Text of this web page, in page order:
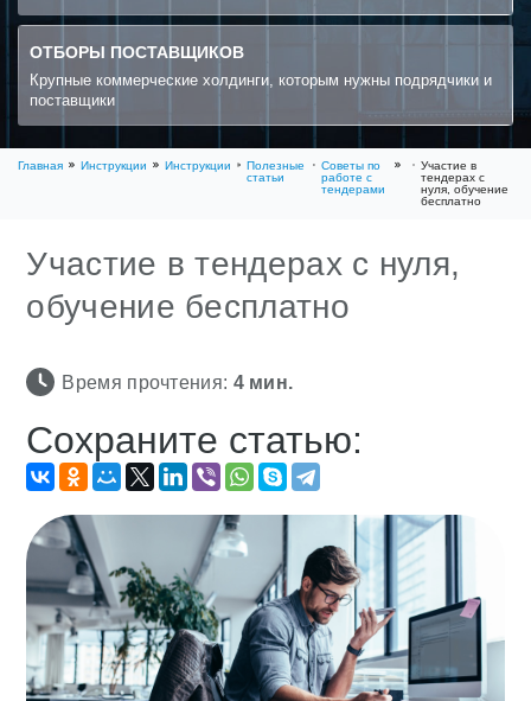
ОТБОРЫ ПОСТАВЩИКОВ
Крупные коммерческие холдинги, которым нужны подрядчики и
поставщики
Главная Инструкции Инструкции
Полезные
статьи
Советы по
работе с
тендерами
Участие в
тендерах с
нуля, обучение
бесплатно
Участие в тендерах с нуля,
обучение бесплатно
Время прочтения: 4мин.
Сохраните статью: